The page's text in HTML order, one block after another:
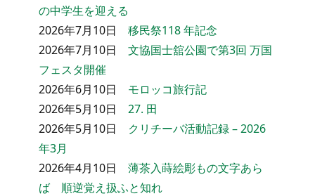
の中学生を迎える
2026年7月10日 移民祭118 年記念
2026年7月10日 文協国士舘公園で第3回 万国
フェスタ開催
2026年6月10日 モロッコ旅行記
2026年5月10日 27. 田
2026年5月10日 クリチーバ活動記録 – 2026
年3月
2026年4月10日 薄茶入蒔絵彫もの文字あら
ば 順逆覚え扱ふと知れ